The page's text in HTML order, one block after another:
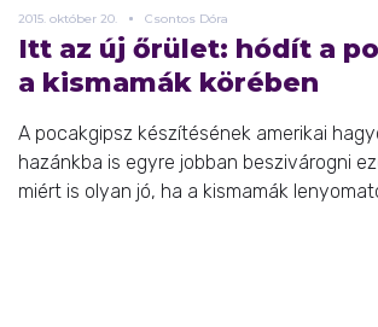
2015. október 20. Csontos Dóra
Itt az új őrület: hódít a
a kismamák körében
A pocakgipsz készítésének amerikai
hazánkba is egyre jobban beszivárogni
miért is olyan jó, ha a kismamák